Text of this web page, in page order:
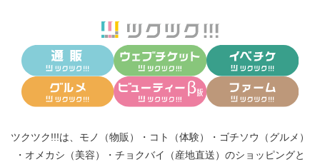
ツクツク!!!は、 モノ（物販） ・ コト（体験） ・ ゴチソウ（グルメ）
・ オメカシ（美容） ・ チョクバイ（産地直送） のショッピングと